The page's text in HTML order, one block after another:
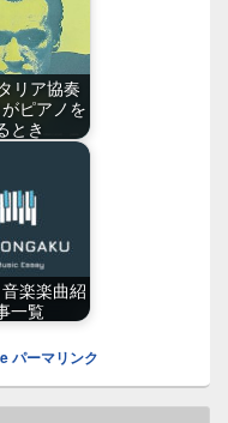
リア協奏
ピアノを
とき
楽楽曲紹
一覧
パーマリンク